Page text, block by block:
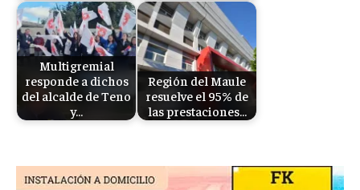
Multigremial
responde a dichos
del alcalde de Teno
y…
Región del Maule
resuelve el 95% de
las prestaciones…